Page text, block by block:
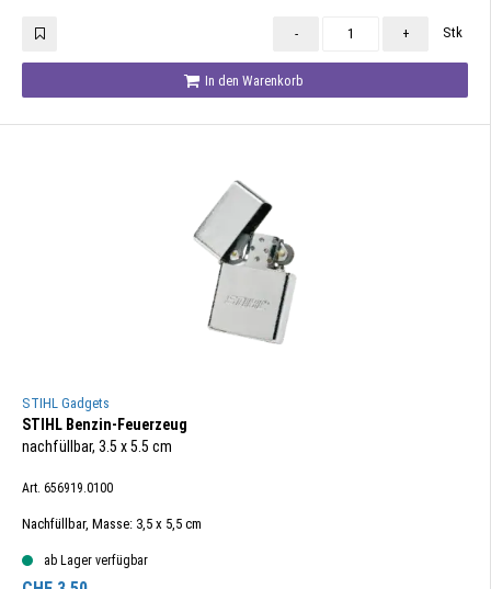
- + Stk
In den Warenkorb
STIHL Gadgets
STIHL Benzin-Feuerzeug
nachfüllbar, 3.5 x 5.5 cm
Art. 656919.0100
Nachfüllbar, Masse: 3,5 x 5,5 cm
ab Lager verfügbar